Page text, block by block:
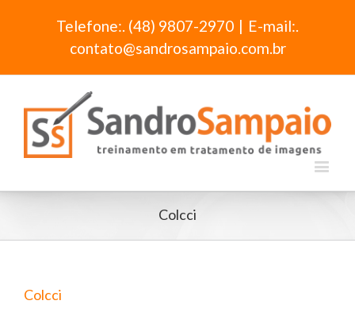
Telefone:. (48) 9807-2970 | E-mail:.
contato@sandrosampaio.com.br
Colcci
Colcci